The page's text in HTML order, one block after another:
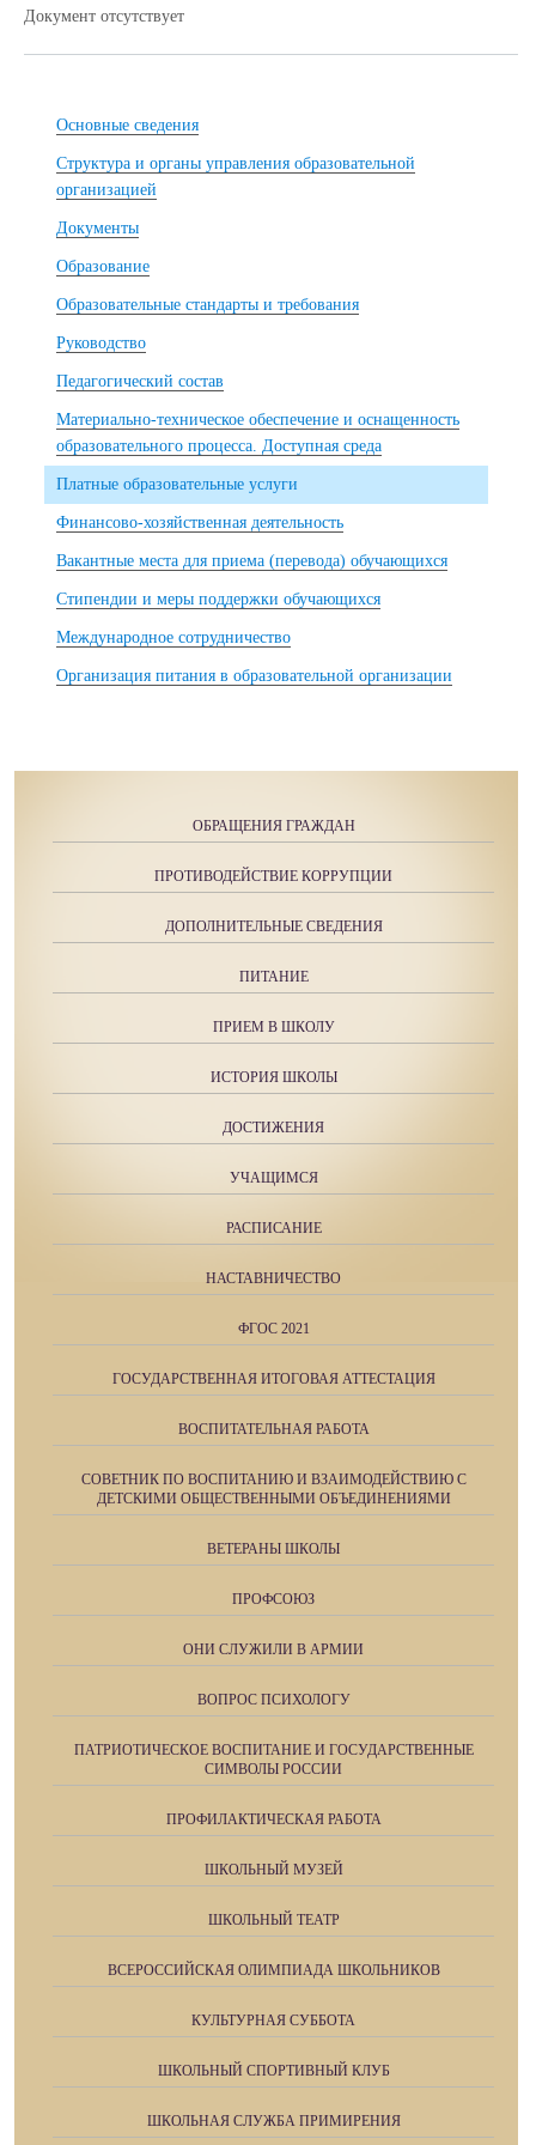
Документ отсутствует
Основные сведения
Структура и органы управления образовательной
организацией
Документы
Образование
Образовательные стандарты и требования
Руководство
Педагогический состав
Материально-техническое обеспечение и оснащенность
образовательного процесса. Доступная среда
Платные образовательные услуги
Финансово-хозяйственная деятельность
Вакантные места для приема (перевода) обучающихся
Стипендии и меры поддержки обучающихся
Международное сотрудничество
Организация питания в образовательной организации
ОБРАЩЕНИЯ ГРАЖДАН
ПРОТИВОДЕЙСТВИЕ КОРРУПЦИИ
ДОПОЛНИТЕЛЬНЫЕ СВЕДЕНИЯ
ПИТАНИЕ
ПРИЕМ В ШКОЛУ
ИСТОРИЯ ШКОЛЫ
ДОСТИЖЕНИЯ
УЧАЩИМСЯ
РАСПИСАНИЕ
НАСТАВНИЧЕСТВО
ФГОС 2021
ГОСУДАРСТВЕННАЯ ИТОГОВАЯ АТТЕСТАЦИЯ
ВОСПИТАТЕЛЬНАЯ РАБОТА
СОВЕТНИК ПО ВОСПИТАНИЮ И ВЗАИМОДЕЙСТВИЮ С
ДЕТСКИМИ ОБЩЕСТВЕННЫМИ ОБЪЕДИНЕНИЯМИ
ВЕТЕРАНЫ ШКОЛЫ
ПРОФСОЮЗ
ОНИ СЛУЖИЛИ В АРМИИ
ВОПРОС ПСИХОЛОГУ
ПАТРИОТИЧЕСКОЕ ВОСПИТАНИЕ И ГОСУДАРСТВЕННЫЕ
СИМВОЛЫ РОССИИ
ПРОФИЛАКТИЧЕСКАЯ РАБОТА
ШКОЛЬНЫЙ МУЗЕЙ
ШКОЛЬНЫЙ ТЕАТР
ВСЕРОССИЙСКАЯ ОЛИМПИАДА ШКОЛЬНИКОВ
КУЛЬТУРНАЯ СУББОТА
ШКОЛЬНЫЙ СПОРТИВНЫЙ КЛУБ
ШКОЛЬНАЯ СЛУЖБА ПРИМИРЕНИЯ